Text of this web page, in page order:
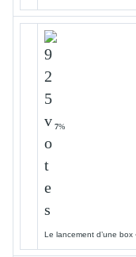
7%
Le lancement d’une